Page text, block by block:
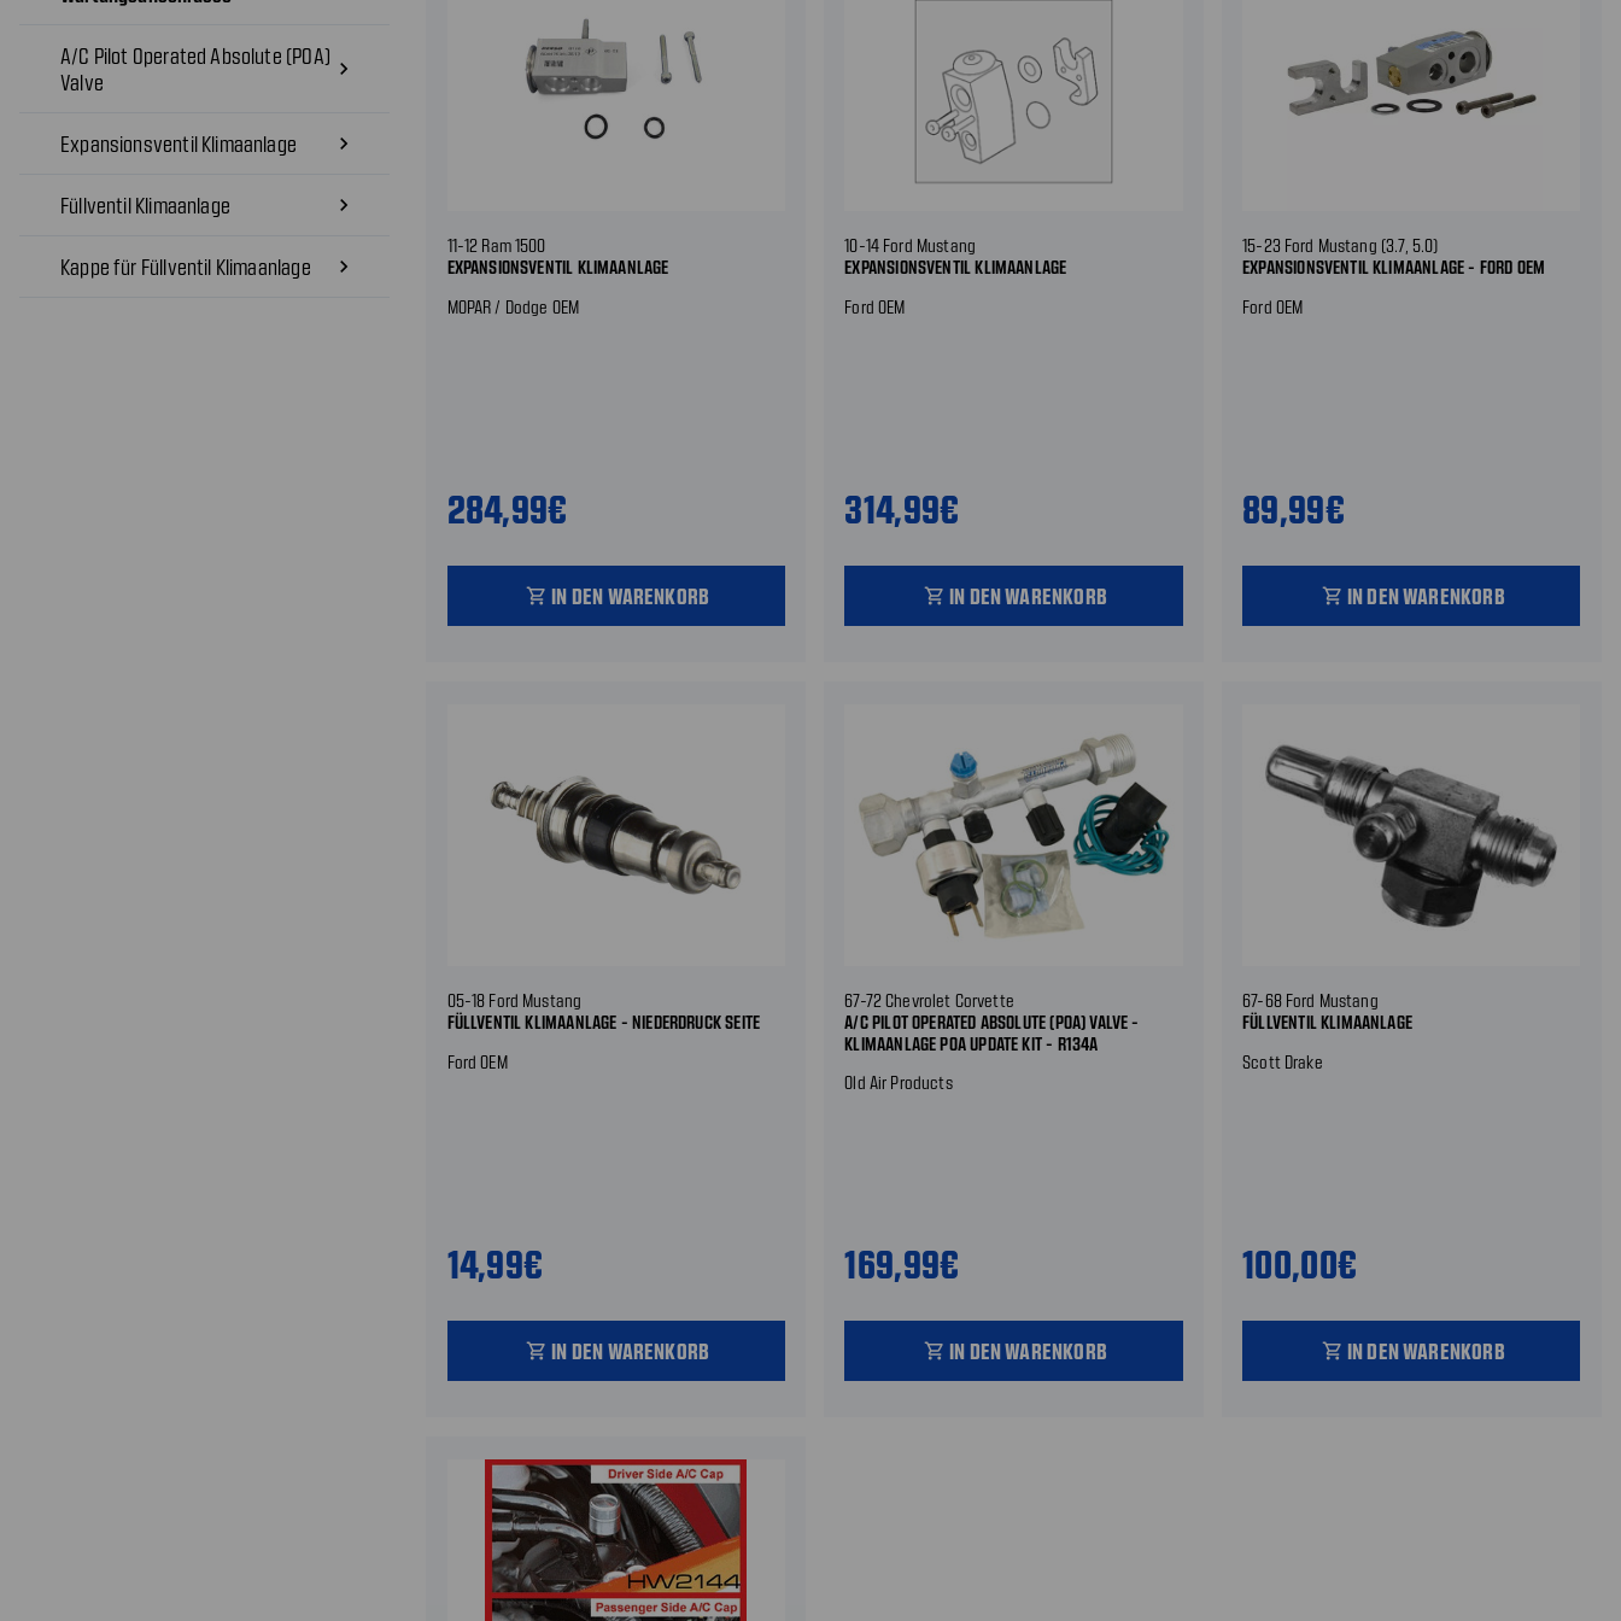
A/C Pilot Operated Absolute (POA)
Valve
navigate_next
Expansionsventil Klimaanlage navigate_next
Füllventil Klimaanlage navigate_next
Kappe für Füllventil Klimaanlage navigate_next
11-12 Ram 1500
EXPANSIONSVENTIL KLIMAANLAGE
MOPAR / Dodge OEM
284,99€
shopping_cart IN DEN WARENKORB
10-14 Ford Mustang
EXPANSIONSVENTIL KLIMAANLAGE
Ford OEM
314,99€
shopping_cart IN DEN WARENKORB
15-23 Ford Mustang (3.7, 5.0)
EXPANSIONSVENTIL KLIMAANLAGE - FORD OEM
Ford OEM
89,99€
shopping_cart IN DEN WARENKORB
05-18 Ford Mustang
FÜLLVENTIL KLIMAANLAGE - NIEDERDRUCK SEITE
Ford OEM
14,99€
shopping_cart IN DEN WARENKORB
67-72 Chevrolet Corvette
A/C PILOT OPERATED ABSOLUTE (POA) VALVE -
KLIMAANLAGE POA UPDATE KIT - R134A
Old Air Products
169,99€
shopping_cart IN DEN WARENKORB
67-68 Ford Mustang
FÜLLVENTIL KLIMAANLAGE
Scott Drake
100,00€
shopping_cart IN DEN WARENKORB